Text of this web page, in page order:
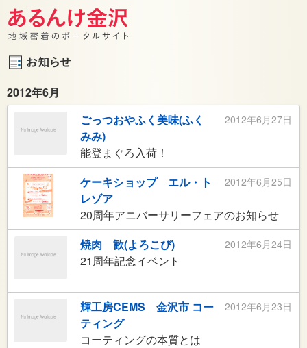
2012年6月
2012年6月27日
ごっつおやふく美味(ふく
みみ)
能登まぐろ入荷！
2012年6月25日
ケーキショップ エル・ト
レゾア
20周年アニバーサリーフェアのお知らせ
2012年6月24日
焼肉 歓(よろこび)
21周年記念イベント
2012年6月23日
輝工房CEMS 金沢市 コー
ティング
コーティングの本質とは